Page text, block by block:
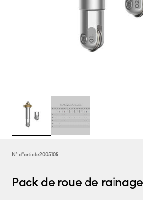
N° d''article2005105
Pack de roue de rainage